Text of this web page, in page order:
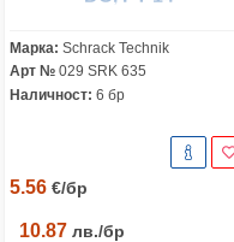
Марка: Schrack Technik
Арт № 029 SRK 635
Наличност: 6 бр
5.56 €/бр
10.87 лв./бр